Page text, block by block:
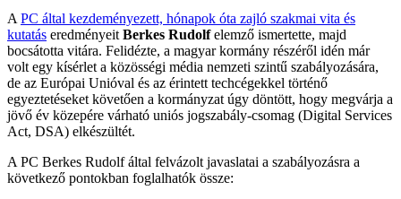
A PC által kezdeményezett, hónapok óta zajló szakmai vita és
kutatás eredményeit Berkes Rudolfelemző ismertette, majd
bocsátotta vitára. Felidézte, a magyar kormány részéről idén már
volt egy kísérlet a közösségi média nemzeti szintű szabályozására,
de az Európai Unióval és az érintett techcégekkel történő
egyeztetéseket követően a kormányzat úgy döntött, hogy megvárja a
jövő év közepére várható uniós jogszabály-csomag (Digital Services
Act, DSA) elkészültét.
A PC Berkes Rudolf által felvázolt javaslatai a szabályozásra a
következő pontokban foglalhatók össze: